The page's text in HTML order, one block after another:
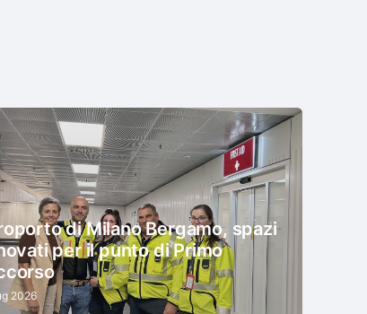
di Milano Bergamo, spazi
per il punto di Primo
2026